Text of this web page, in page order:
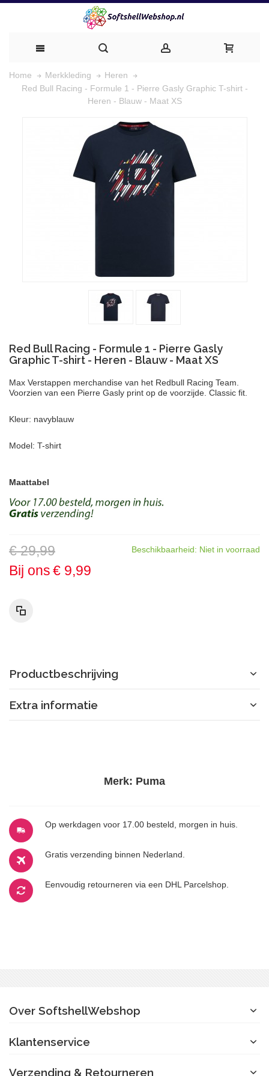
Home Merkkleding
Heren
Red Bull Racing - Formule 1 - Pierre Gasly Graphic T-shirt -
Heren - Blauw - Maat XS
Red Bull Racing - Formule 1 - Pierre Gasly
Graphic T-shirt - Heren - Blauw - Maat XS
Max Verstappen merchandise van het Redbull Racing Team.
Voorzien van een Pierre Gasly print op de voorzijde. Classic fit.
Kleur: navyblauw
Model: T-shirt
Maattabel
Beschikbaarheid: Niet in voorraad
€ 29,99
Bij ons€ 9,99
Merk: Puma
Op werkdagen voor 17.00 besteld, morgen in huis.
Gratis verzending binnen Nederland.
Eenvoudig retourneren via een DHL Parcelshop.
Productbeschrijving
Extra informatie
Over SoftshellWebshop
Klantenservice
Verzending & Retourneren